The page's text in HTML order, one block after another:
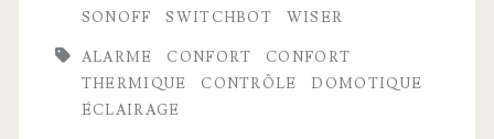
SONOFF
SWITCHBOT WISER
ALARME CONFORT
CONFORT
THERMIQUE
CONTRÔLE
DOMOTIQUE
ÉCLAIRAGE